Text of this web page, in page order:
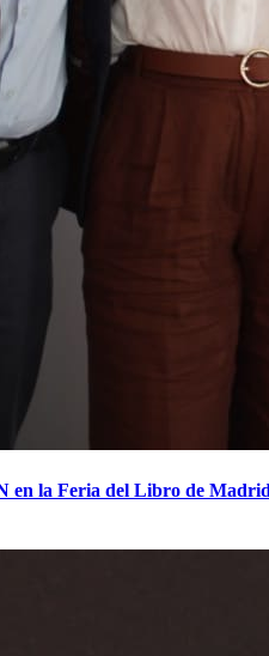
en la Feria del Libro de